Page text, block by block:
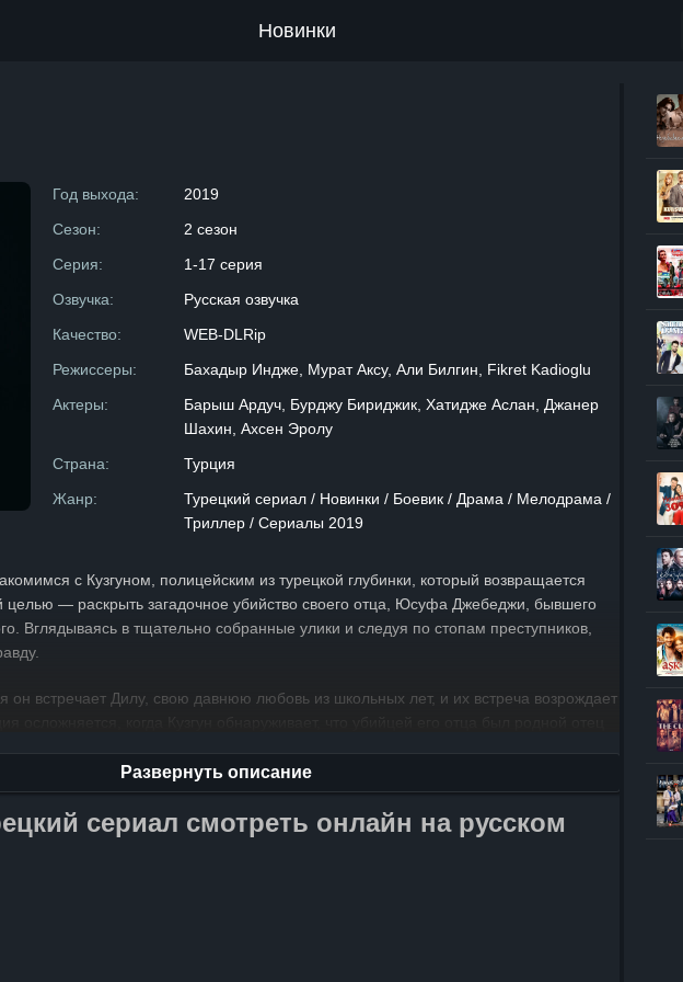
Новинки
Год выхода:
2019
Сезон:
2 сезон
Серия:
1-17 серия
Озвучка:
Русская озвучка
Качество:
WEB-DLRip
Режиссеры:
Бахадыр Индже, Мурат Аксу, Али Билгин, Fikret Kadioglu
Актеры:
Барыш Ардуч, Бурджу Бириджик, Хатидже Аслан, Джанер
Шахин, Ахсен Эролу
Страна:
Турция
Жанр:
Турецкий сериал / Новинки / Боевик / Драма / Мелодрама /
Триллер / Сериалы 2019
с Кузгуном, полицейским из турецкой глубинки, который возвращается
целью — раскрыть загадочное убийство своего отца, Юсуфа Джебеджи, бывшего
Вглядываясь в тщательно собранные улики и следуя по стопам преступников,
он встречает Дилу, свою давнюю любовь из школьных лет, и их встреча возрождает
или же позволить любви преодолеть все преграды. Сериал «Ворон» — это
котором переплетаются темы любви и мести, верности и предательства. Он
силе характера, влиянии прошлого на наше настоящее и о том, как настоящие
временем и трудностями.
Развернуть описание
сериал смотреть онлайн на русском